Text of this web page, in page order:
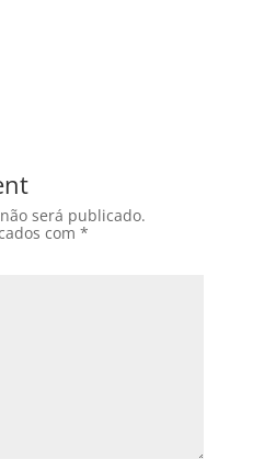
será publicado.
com *